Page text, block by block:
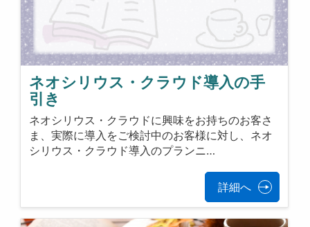
ネオシリウス・クラウド導入の手
引き
ネオシリウス・クラウドに興味をお持ちのお客さ
ま、実際に導入をご検討中のお客様に対し、ネオ
シリウス・クラウド導入のプランニ…
詳細へ